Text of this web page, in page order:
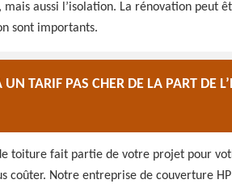
aussi l’isolation. La rénovation peut
sont importants.
TARIF PAS CHER DE LA PART DE
toiture fait partie de votre projet pour
coûter. Notre entreprise de couverture